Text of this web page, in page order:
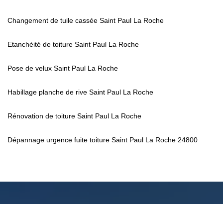
Changement de tuile cassée Saint Paul La Roche
Etanchéité de toiture Saint Paul La Roche
Pose de velux Saint Paul La Roche
Habillage planche de rive Saint Paul La Roche
Rénovation de toiture Saint Paul La Roche
Dépannage urgence fuite toiture Saint Paul La Roche 24800